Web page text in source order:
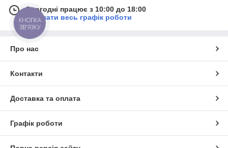
Сьогодні працює з 10:00 до 18:00
Показати весь графік роботи
Про нас
Контакти
Доставка та оплата
Графік роботи
КНОПКА
ЗВ'ЯЗКУ